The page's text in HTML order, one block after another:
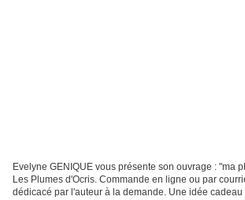
Evelyne GENIQUE vous présente son ouvrage : "ma
Les Plumes d'Ocris. Commande en ligne ou par
dédicacé par l'auteur à la demande. Une idée